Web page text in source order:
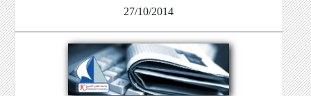
27/10/2014